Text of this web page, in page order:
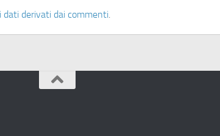
dati derivati dai commenti.